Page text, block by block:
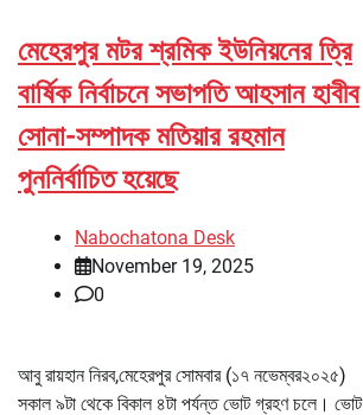
মেহেরপুর মটর শ্রমিক ইউনিয়নের ত্রি
বার্ষিক নির্বাচনে সভাপতি আহসান হাবীব
সোনা-সম্পাদক মতিয়ার রহমান
পুননির্বাচিত হয়েছে
Nabochatona Desk
November 19, 2025
0
আবু রায়হান নিরব,মেহেরপুর সোমবার (১৭ নভেম্বর২০২৫)
সকাল ৯টা থেকে বিকাল ৪টা পর্যন্ত ভোট গ্রহণ চলে। ভোট